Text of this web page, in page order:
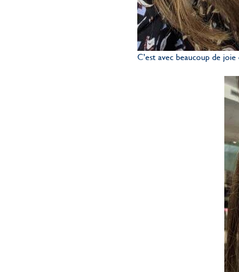
C’est avec beaucoup de